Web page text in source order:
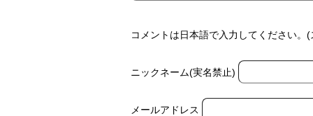
コメントは日本語で入力してください。(
ニックネーム(実名禁止)
メールアドレス